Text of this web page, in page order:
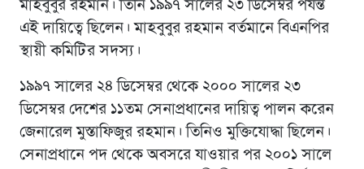
মাহবুবুর রহমান। তিনি ১৯৯৭ সালের ২৩ ডিসেম্বর পর্যন্ত
এই দায়িত্বে ছিলেন। মাহবুবুর রহমান বর্তমানে বিএনপির
স্থায়ী কমিটির সদস্য।
১৯৯৭ সালের ২৪ ডিসেম্বর থেকে ২০০০ সালের ২৩
ডিসেম্বর দেশের ১১তম সেনাপ্রধানের দায়িত্ব পালন করেন
জেনারেল মুস্তাফিজুর রহমান। তিনিও মুক্তিযোদ্ধা ছিলেন।
সেনাপ্রধানে পদ থেকে অবসরে যাওয়ার পর ২০০১ সালে